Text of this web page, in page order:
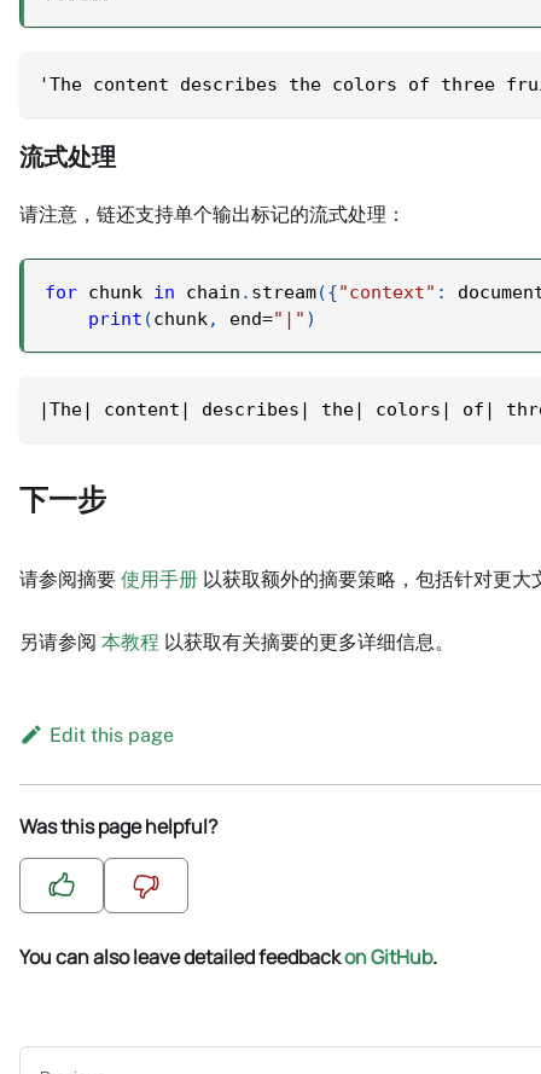
'The content describes the colors of three
流式处理
请注意，链还支持单个输出标记的流式处理：
for chunk in chain . stream({"context" :
print (chunk, end="|" )
|The| content| describes| the| colors| of|
下一步
请参阅摘要 使用手册 以获取额外的摘要策略，包括针对更大
另请参阅 本教程 以获取有关摘要的更多详细信息。
Edit this page
Was this page helpful?
You can also leave detailed feedbackon GitHub.